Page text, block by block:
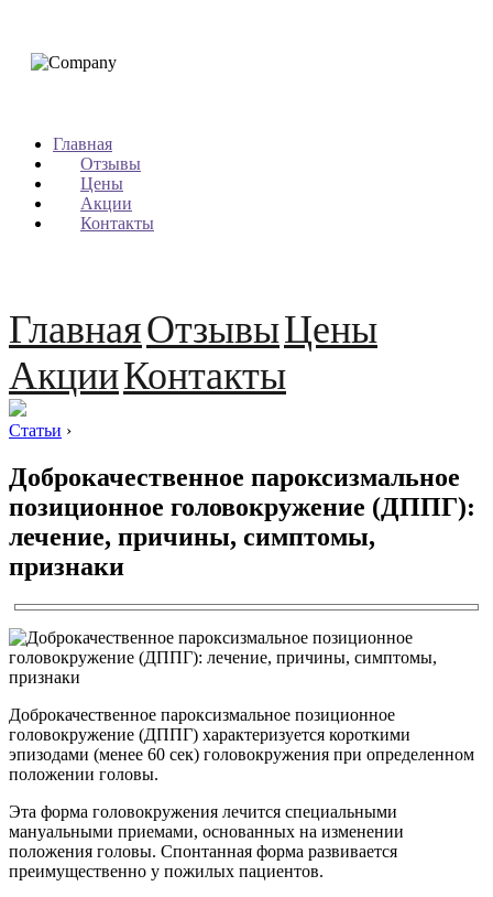
Главная
Отзывы
Цены
Акции
Контакты
ГлавнаяОтзывыЦены
АкцииКонтакты
Статьи ›
Доброкачественное пароксизмальное
позиционное головокружение (ДППГ):
лечение, причины, симптомы,
признаки
Доброкачественное пароксизмальное позиционное
головокружение (ДППГ) характеризуется короткими
эпизодами (менее 60 сек) головокружения при определенном
положении головы.
Эта форма головокружения лечится специальными
мануальными приемами, основанных на изменении
положения головы. Спонтанная форма развивается
преимущественно у пожилых пациентов.